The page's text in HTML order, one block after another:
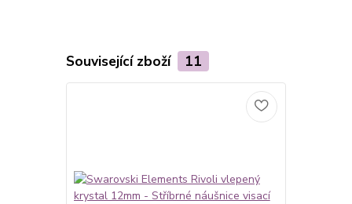
Související zboží 11